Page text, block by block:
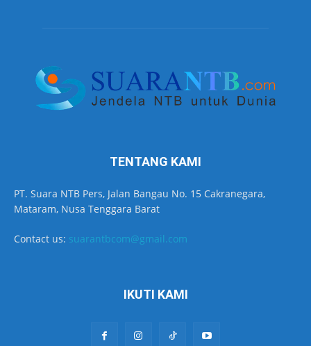
TENTANG KAMI
PT. Suara NTB Pers, Jalan Bangau No. 15 Cakranegara,
Mataram, Nusa Tenggara Barat
Contact us: suarantbcom@gmail.com
IKUTI KAMI